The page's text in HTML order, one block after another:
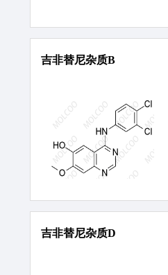
吉非替尼杂质B
吉非替尼杂质D